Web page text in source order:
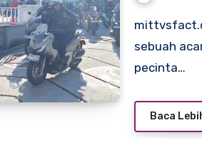
mittvsfact.com – Di tengah hiruk-pikuk kota Tangerang,
sebuah
pecinta…
Baca